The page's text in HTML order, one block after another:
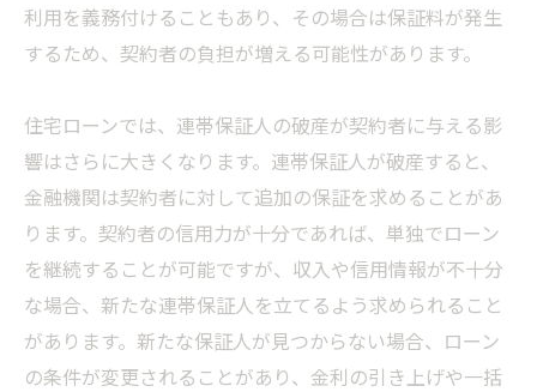
利用を義務付けることもあり、その場合は保証料が発生
するため、契約者の負担が増える可能性があります。
住宅ローンでは、連帯保証人の破産が契約者に与える影
響はさらに大きくなります。連帯保証人が破産すると、
金融機関は契約者に対して追加の保証を求めることがあ
ります。契約者の信用力が十分であれば、単独でローン
を継続することが可能ですが、収入や信用情報が不十分
な場合、新たな連帯保証人を立てるよう求められること
があります。新たな保証人が見つからない場合、ローン
の条件が変更されることがあり、金利の引き上げや一括